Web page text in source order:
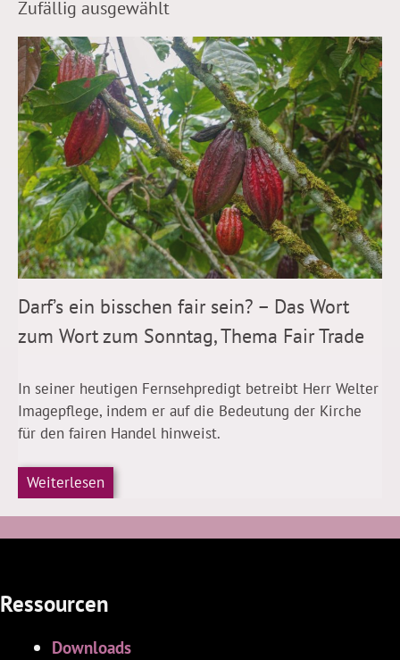
Zufällig ausgewählt
Darf’s ein bisschen fair sein? – Das Wort
zum Wort zum Sonntag, Thema Fair Trade
In seiner heutigen Fernsehpredigt betreibt Herr Welter
Imagepflege, indem er auf die Bedeutung der Kirche
für den fairen Handel hinweist.
Weiterlesen
Ressourcen
Downloads